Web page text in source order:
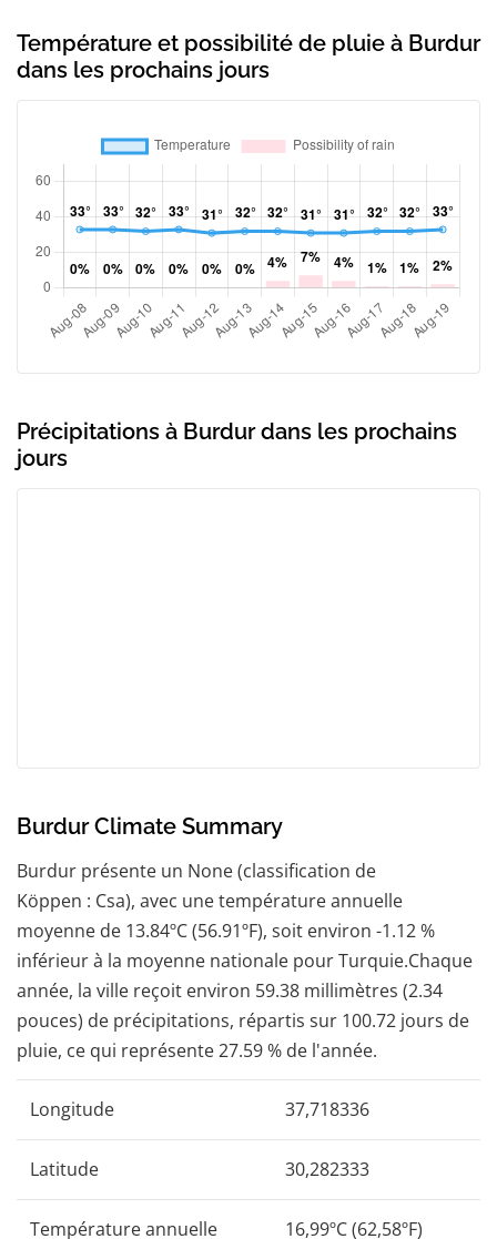
Température et possibilité de pluie à Burdur
dans les prochains jours
Précipitations à Burdur dans les prochains
jours
Burdur Climate Summary
Burdur présente un None (classification de
Köppen : Csa), avec une température annuelle
moyenne de 13.84ºC (56.91ºF), soit environ -1.12 %
inférieur à la moyenne nationale pour Turquie.Chaque
année, la ville reçoit environ 59.38 millimètres (2.34
pouces) de précipitations, répartis sur 100.72 jours de
pluie, ce qui représente 27.59 % de l'année.
Longitude 37,718336
Latitude 30,282333
Température annuelle
16,99ºC (62,58ºF)